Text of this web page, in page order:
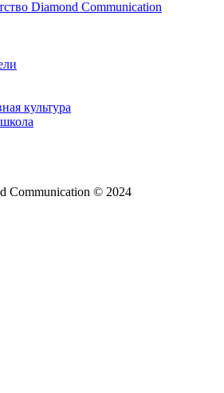
Diamond Communication
культура
Communication © 2024